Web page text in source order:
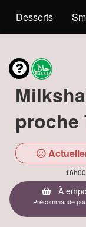
Desserts
proche
À
Précommande